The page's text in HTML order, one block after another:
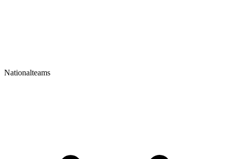
Nationalteams